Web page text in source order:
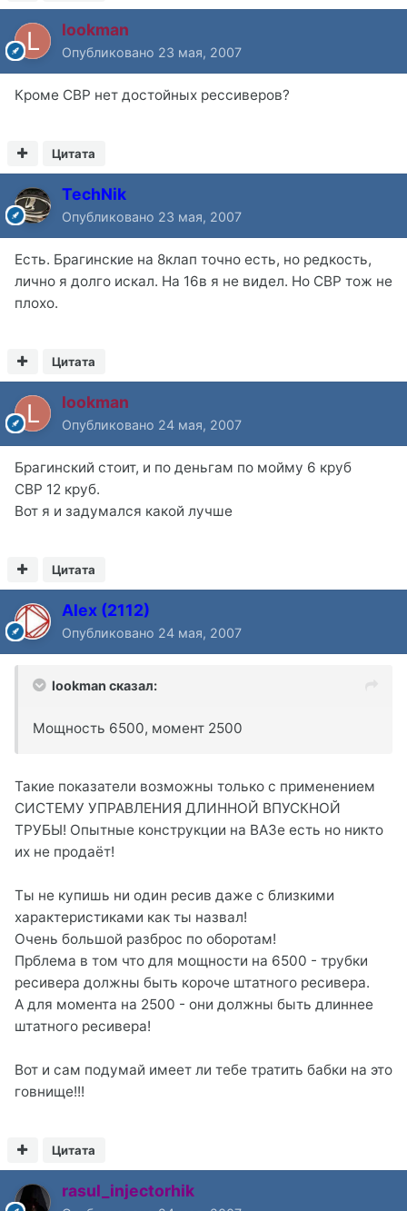
lookman
Опубликовано 23 мая, 2007
Кроме СВР нет достойных рессиверов?
Цитата
TechNik
Опубликовано 23 мая, 2007
Есть. Брагинские на 8клап точно есть, но редкость,
лично я долго искал. На 16в я не видел. Но СВР тож не
плохо.
Цитата
lookman
Опубликовано 24 мая, 2007
Брагинский стоит, и по деньгам по мойму 6 круб
СВР 12 круб.
Вот я и задумался какой лучше
Цитата
Alex (2112)
Опубликовано 24 мая, 2007
lookman сказал:
Мощность 6500, момент 2500
Такие показатели возможны только с применением
СИСТЕМУ УПРАВЛЕНИЯ ДЛИННОЙ ВПУСКНОЙ
ТРУБЫ! Опытные конструкции на ВАЗе есть но никто
их не продаёт!
Ты не купишь ни один ресив даже с близкими
характеристиками как ты назвал!
Очень большой разброс по оборотам!
Прблема в том что для мощности на 6500 - трубки
ресивера должны быть короче штатного ресивера.
А для момента на 2500 - они должны быть длиннее
штатного ресивера!
Вот и сам подумай имеет ли тебе тратить бабки на это
говнище!!!
Цитата
rasul_injectorhik